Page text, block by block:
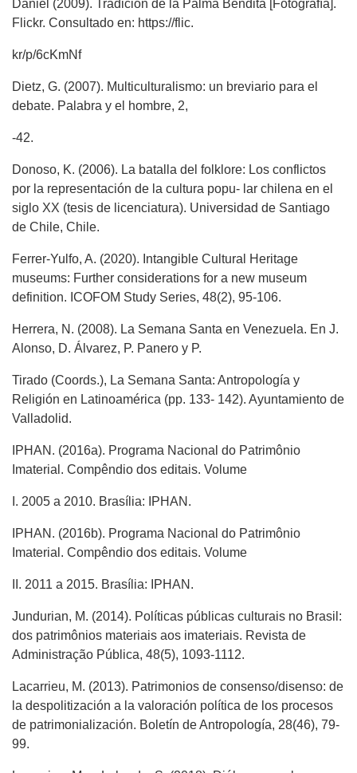
Daniel (2009). Tradición de la Palma Bendita [Fotografía].
Flickr. Consultado en: https://flic.
kr/p/6cKmNf
Dietz, G. (2007). Multiculturalismo: un breviario para el
debate. Palabra y el hombre, 2,
-42.
Donoso, K. (2006). La batalla del folklore: Los conflictos
por la representación de la cultura popu- lar chilena en el
siglo XX (tesis de licenciatura). Universidad de Santiago
de Chile, Chile.
Ferrer-Yulfo, A. (2020). Intangible Cultural Heritage
museums: Further considerations for a new museum
definition. ICOFOM Study Series, 48(2), 95-106.
Herrera, N. (2008). La Semana Santa en Venezuela. En J.
Alonso, D. Álvarez, P. Panero y P.
Tirado (Coords.), La Semana Santa: Antropología y
Religión en Latinoamérica (pp. 133- 142). Ayuntamiento de
Valladolid.
IPHAN. (2016a). Programa Nacional do Patrimônio
Imaterial. Compêndio dos editais. Volume
I. 2005 a 2010. Brasília: IPHAN.
IPHAN. (2016b). Programa Nacional do Patrimônio
Imaterial. Compêndio dos editais. Volume
II. 2011 a 2015. Brasília: IPHAN.
Jundurian, M. (2014). Políticas públicas culturais no Brasil:
dos patrimônios materiais aos imateriais. Revista de
Administração Pública, 48(5), 1093-1112.
Lacarrieu, M. (2013). Patrimonios de consenso/disenso: de
la despolitización a la valoración política de los procesos
de patrimonialización. Boletín de Antropología, 28(46), 79-
99.